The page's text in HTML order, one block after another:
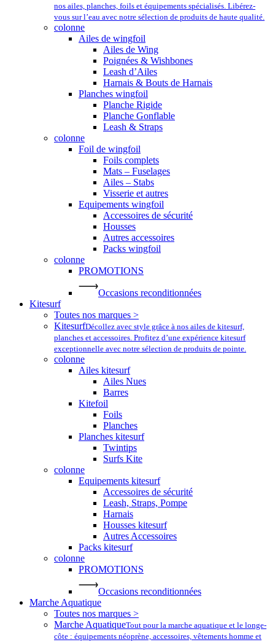
nos ailes, planches, foils et équipements spécialisés. Libérez-
vous sur l’eau avec notre sélection de produits de haute qualité.
colonne
Ailes de wingfoil
Ailes de Wing
Poignées & Wishbones
Leash d’Ailes
Harnais & Bouts de Harnais
Planches wingfoil
Planche Rigide
Planche Gonflable
Leash & Straps
colonne
Foil de wingfoil
Foils complets
Mats – Fuselages
Ailes – Stabs
Visserie et autres
Equipements wingfoil
Accessoires de sécurité
Housses
Autres accessoires
Packs wingfoil
colonne
PROMOTIONS
Occasions reconditionnées
Kitesurf
Toutes nos marques >
KitesurfDécollez avec style grâce à nos ailes de kitesurf,
planches et accessoires. Profitez d’une expérience kitesurf
exceptionnelle avec notre sélection de produits de pointe.
colonne
Ailes kitesurf
Ailes Nues
Barres
Kitefoil
Foils
Planches
Planches kitesurf
Twintips
Surfs Kite
colonne
Equipements kitesurf
Accessoires de sécurité
Leash, Straps, Pompe
Harnais
Housses kitesurf
Autres Accessoires
Packs kitesurf
colonne
PROMOTIONS
Occasions reconditionnées
Marche Aquatique
Toutes nos marques >
Marche AquatiqueTout pour la marche aquatique et le longe-
côte : équipements néoprène, accessoires, vêtements homme et